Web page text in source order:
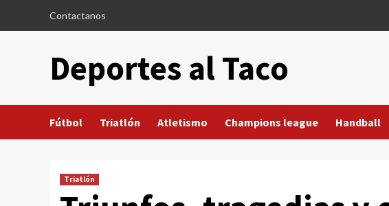
Contactanos
Deportes al Taco
Fútbol Triatlón Atletismo Champions league Handball
Triatlón